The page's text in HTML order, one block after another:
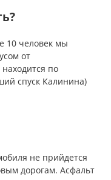
10 человек мы
от
по
спуск Калинина)
не прийдется
дорогам. Асфальт